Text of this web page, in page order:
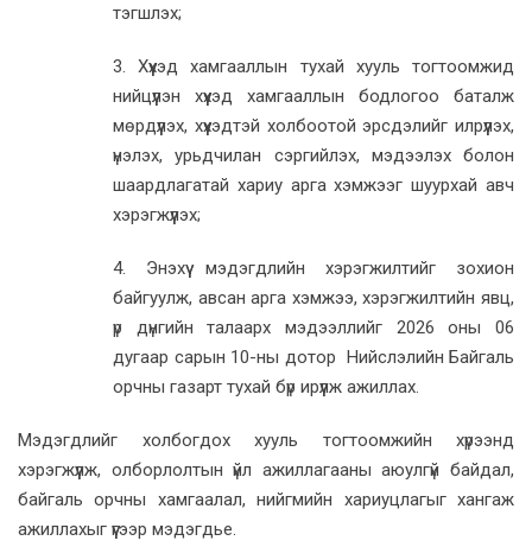
тэгшлэх;
3. Хүүхэд хамгааллын тухай хууль тогтоомжид
нийцүүлэн хүүхэд хамгааллын бодлогоо баталж
мөрдүүлэх, хүүхэдтэй холбоотой эрсдэлийг илрүүлэх,
үнэлэх, урьдчилан сэргийлэх, мэдээлэх болон
шаардлагатай хариу арга хэмжээг шуурхай авч
хэрэгжүүлэх;
4. Энэхүү мэдэгдлийн хэрэгжилтийг зохион
байгуулж, авсан арга хэмжээ, хэрэгжилтийн явц,
үр дүнгийн талаарх мэдээллийг 2026 оны 06
дугаар сарын 10-ны дотор Нийслэлийн Байгаль
орчны газарт тухай бүр ирүүлж ажиллах.
Мэдэгдлийг холбогдох хууль тогтоомжийн хүрээнд
хэрэгжүүлж, олборлолтын үйл ажиллагааны аюулгүй байдал,
байгаль орчны хамгаалал, нийгмийн хариуцлагыг хангаж
ажиллахыг үүгээр мэдэгдье.